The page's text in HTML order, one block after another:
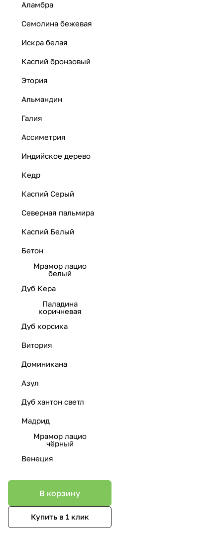
Аламбра
Семолина бежевая
Искра белая
Каспий бронзовый
Этория
Альмандин
Галия
Ассиметрия
Индийское дерево
Кедр
Каспий Серый
Северная пальмира
Каспий Белый
Бетон
Мрамор лацио
белый
Дуб Кера
Паладина
коричневая
Дуб корсика
Витория
Доминикана
Азул
Дуб хантон светл
Мадрид
Мрамор лацио
чёрный
Венеция
В корзину
Купить в 1 клик